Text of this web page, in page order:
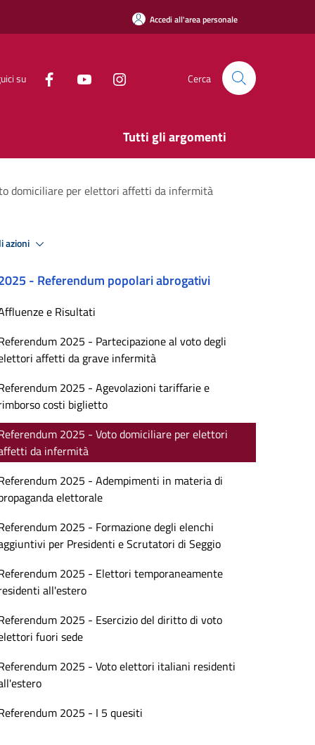
Accedi all'area personale
su Cerca
Tutti gli argomenti
domiciliare per elettori affetti da infermità
azioni
- Referendum popolari abrogativi
e Risultati
2025 - Partecipazione al voto degli
affetti da grave infermità
2025 - Agevolazioni tariffarie e
costi biglietto
2025 - Voto domiciliare per elettori
da infermità
2025 - Adempimenti in materia di
elettorale
2025 - Formazione degli elenchi
per Presidenti e Scrutatori di Seggio
2025 - Elettori temporaneamente
all'estero
2025 - Esercizio del diritto di voto
fuori sede
2025 - Voto elettori italiani residenti
2025 - I 5 quesiti